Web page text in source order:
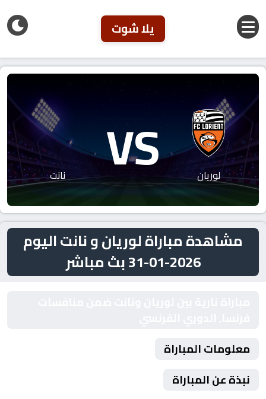
يلا شوت
لوريان VS نانت
مشاهدة مباراة لوريان و نانت اليوم
2026-01-31 بث مباشر
معلومات المباراة
نبذة عن المباراة